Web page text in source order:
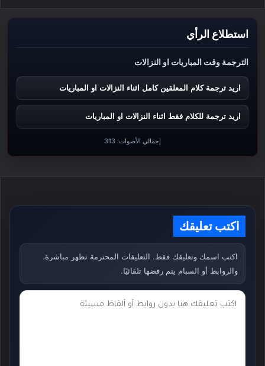
استطلاع الرأي
الترجمة وقت المباريات او النزالات
اريد ترجمة كلام المعلقين كامل اثناء النزالات او المباريات
اريد ترجمة للكلام فقط اثناء النزالات او المباريات
إجمالي الأصوات: 313
اكتب تعليقك
اكتب اسمك وتعليقك فقط. التعليقات المحترمة تظهر مباشرة،
والروابط أو السبام يتم رفضها تلقائيًا.
ت